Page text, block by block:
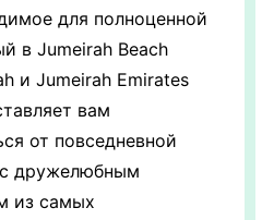
для полноценной
в Jumeirah Beach
и Jumeirah Emirates
вам
от повседневной
дружелюбным
из самых